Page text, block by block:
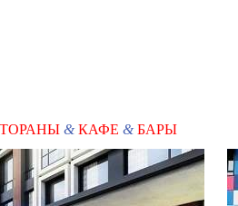
&КАФЕ &БАРЫ